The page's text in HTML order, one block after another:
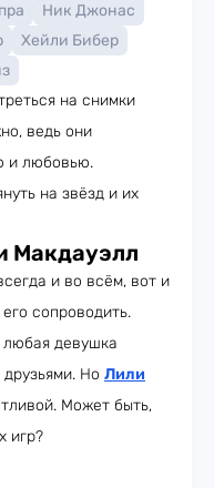
Ник Джонас
Хейли Бибер
на снимки
ведь они
и любовью.
на звёзд и их
Макдауэлл
и во всём, вот и
сопроводить.
любая девушка
Но Лили
Может быть,
игр?